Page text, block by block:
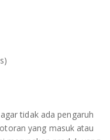
tidak ada pengaruh
yang masuk atau